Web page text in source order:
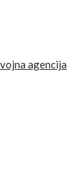
agencija